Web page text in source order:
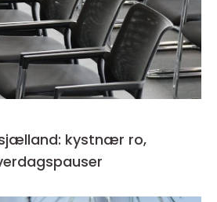
kystnær ro,